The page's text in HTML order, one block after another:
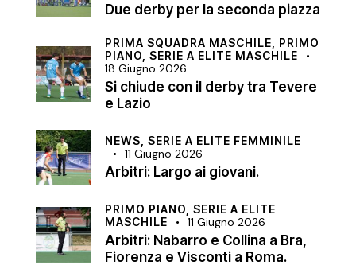
Due derby per la seconda piazza
PRIMA SQUADRA MASCHILE, PRIMO
PIANO, SERIE A ELITE MASCHILE
18 Giugno 2026
Si chiude con il derby tra Tevere
e Lazio
NEWS, SERIE A ELITE FEMMINILE
11 Giugno 2026
Arbitri: Largo ai giovani.
PRIMO PIANO, SERIE A ELITE
MASCHILE
11 Giugno 2026
Arbitri: Nabarro e Collina a Bra,
Fiorenza e Visconti a Roma.